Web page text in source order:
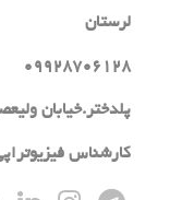
لرستان
09928706128
پلدختر.خیابان
کارشناس